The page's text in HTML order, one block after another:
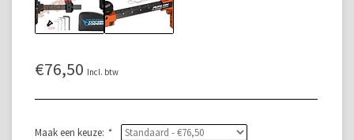
€76,50 Incl. btw
Maak een keuze: *